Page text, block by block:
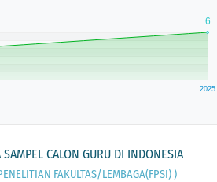
CALON GURU DI INDONESIA
FAKULTAS/LEMBAGA(FPSI) )